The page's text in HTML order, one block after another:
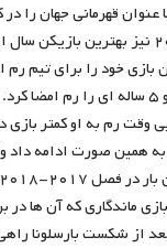
عنوان قهرمانی جهان را
اضافه کرد. در سال ۲۰۰۹ نیز بهترین
او ۲۰۰ امین بازی خود را برای
همین صورت ادامه داد
ماندگاری که آن ها در
از شکست بارسلونا